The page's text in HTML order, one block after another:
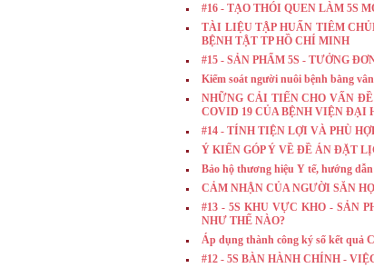
#16 - TẠO THÓI QUEN LÀM 5S
TÀI LIỆU TẬP HUẤN TIÊM
BỆNH TẬT TP HỒ CHÍ MINH
#15 - SẢN PHẨM 5S - TƯỞNG
Kiểm soát người nuôi bệnh bằng
NHỮNG CẢI TIẾN CHO VẤN
COVID 19 CỦA BỆNH VIỆN ĐẠI
#14 - TÍNH TIỆN LỢI VÀ PHÙ
Ý KIẾN GÓP Ý VỀ ĐỀ ÁN ĐẶT
Bảo hộ thương hiệu Y tế, hướng
CẢM NHẬN CỦA NGƯỜI SĂN
#13 - 5S KHU VỰC KHO - SẢN
NHƯ THẾ NÀO?
Áp dụng thành công ký số kết quả
#12 - 5S BÀN HÀNH CHÍNH -